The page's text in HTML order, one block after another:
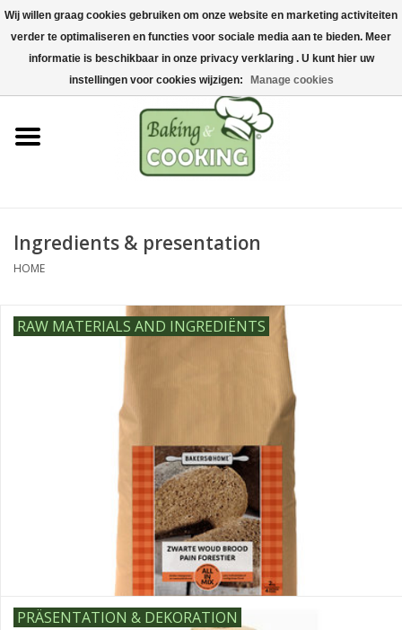
Home
Baking & cooking utensils
Machines & parts
Chocolate & ice cream
Stainless steel
Ingredients & presentation
HOME
RAW MATERIALS AND INGREDIËNTS
PRÄSENTATION & DEKORATION
Wij willen graag cookies gebruiken om onze website en marketing activiteiten
verder te optimaliseren en functies voor sociale media aan te bieden. Meer
informatie is beschikbaar in onze privacy verklaring . U kunt hier uw
instellingen voor cookies wijzigen:
Manage cookies